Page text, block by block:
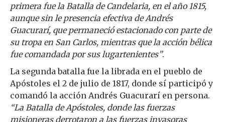
primera fue la Batalla de Candelaria, en el año 1815,
aunque sin le presencia efectiva de Andrés
Guacurarí, que permaneció estacionado con parte de
su tropa en San Carlos, mientras que la acción bélica
fue comandada por sus lugartenientes”.
La segunda batalla fue la librada en el pueblo de
Apóstoles el 2 de julio de 1817, donde sí participó y
comandó la acción Andrés Guacurarí en persona.
“La Batalla de Apóstoles, donde las fuerzas
misioneras derrotaron a las fuerzas invasoras